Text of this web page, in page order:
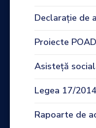
Declarație de
Proiecte POAD
Asisteță
Legea 17/2014
Rapoarte de